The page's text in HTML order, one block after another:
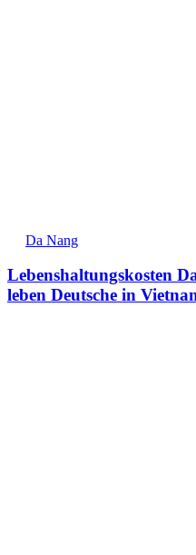
Da Nang
Lebenshaltungskosten
leben Deutsche in